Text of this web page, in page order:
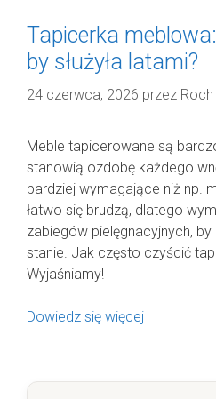
Tapicerka
by służyła latami?
24 czerwca, 2026 przez
Meble tapicerowane są
stanowią ozdobę każdego
bardziej wymagające niż np.
łatwo się brudzą, dlatego
zabiegów pielęgnacyjnych,
stanie. Jak często czyścić
Wyjaśniamy!
Dowiedz się więcej